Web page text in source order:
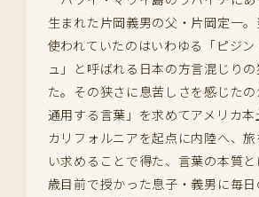
生まれた片岡義男の父・片岡定一
使われていたのはいわゆる「ピジ
ュ」と呼ばれる日本の方言混じり
た。その狭さに息苦しさを感じた
通用する言葉」を求めてアメリカ本
カリフォルニアを起点に内陸へ、
い求めることで得た、言葉の本質
歳目前で授かった息子・義男に毎